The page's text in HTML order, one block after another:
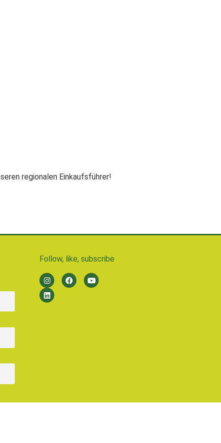
regionalen Einkaufsführer!
Follow, like, subscribe